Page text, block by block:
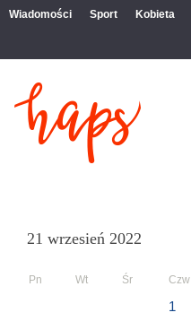
Wiadomości Sport Kobieta
21 wrzesień 2022
Pn Wt Śr Czw
1